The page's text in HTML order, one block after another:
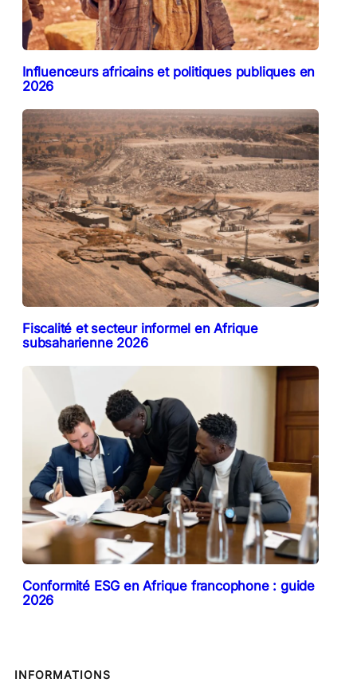
Influenceurs africains et politiques publiques en
2026
Fiscalité et secteur informel en Afrique
subsaharienne 2026
Conformité ESG en Afrique francophone : guide
2026
INFORMATIONS